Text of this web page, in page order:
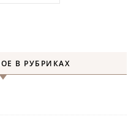
В РУБРИКАХ